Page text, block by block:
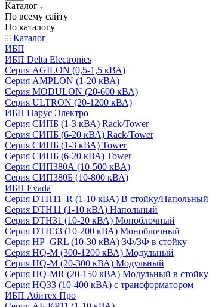
Каталог
По всему сайту
По каталогу
Каталог
ИБП
ИБП Delta Electronics
Серия AGILON (0,5-1,5 кВА)
Серия AMPLON (1-20 кВА)
Серия MODULON (20-600 кВА)
Серия ULTRON (20-1200 кВА)
ИБП Парус Электро
Серия СИПБ (1-3 кВА) Rack/Tower
Серия СИПБ (6-20 кВА) Rack/Tower
Серия СИПБ (1-3 кВА) Tower
Серия СИПБ (6-20 кВА) Tower
Серия СИП380А (10-500 кВА)
Серия СИП380Б (10-800 кВА)
ИБП Evada
Серия DTH11–R (1-10 кВА) В стойку/Напольный
Серия DTH11 (1-10 кВА) Напольный
Серия DTH31 (10-20 кВА) Моноблочный
Серия DTH33 (10-200 кВА) Моноблочный
Серия HP–GRL (10-30 кВА) 3Ф/3Ф в стойку
Серия HQ-M (300-1200 кВА) Модульный
Серия HQ-M (20-300 кВА) Модульный
Серия HQ-MR (20-150 кВА) Модульный в стойку
Серия HQ33 (10-400 кВА) с трансформатором
ИБП Абитех Про